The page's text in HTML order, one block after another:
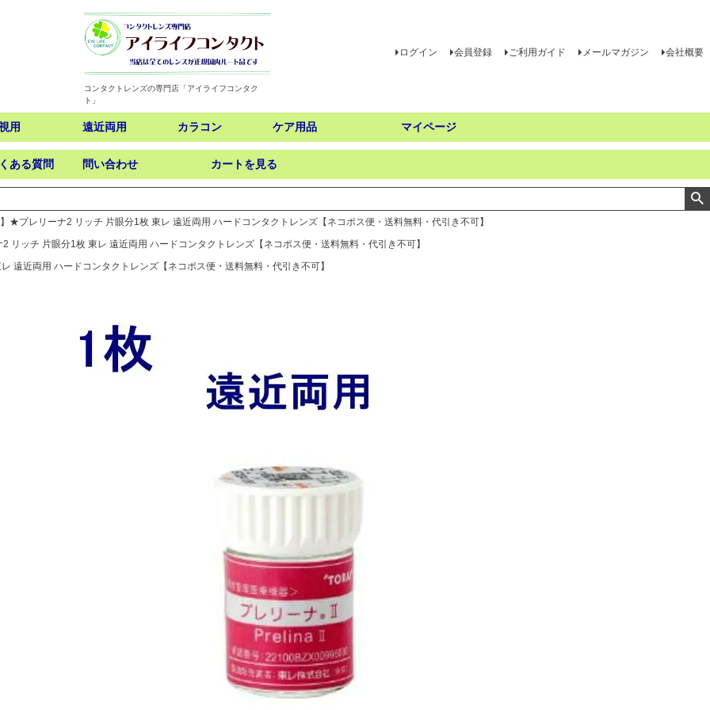
コンタクトレンズの専門店「アイライフコンタク
ト」
ログイン 会員登録 ご利用ガイド メールマガジン 会社概要
用 遠近両用 カラコン ケア用品 マイページ
ある質問 問い合わせ カートを見る
★プレリーナ2 リッチ 片眼分1枚 東レ 遠近両用 ハードコンタクトレンズ【ネコポス便・送料無料・代引き不可】
リッチ 片眼分1枚 東レ 遠近両用 ハードコンタクトレンズ【ネコポス便・送料無料・代引き不可】
遠近両用 ハードコンタクトレンズ【ネコポス便・送料無料・代引き不可】